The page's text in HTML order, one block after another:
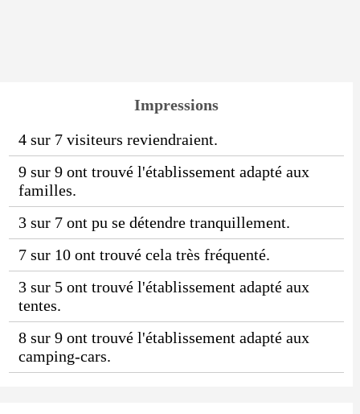
Impressions
4 sur 7 visiteurs reviendraient.
9 sur 9 ont trouvé l'établissement adapté aux
familles.
3 sur 7 ont pu se détendre tranquillement.
7 sur 10 ont trouvé cela très fréquenté.
3 sur 5 ont trouvé l'établissement adapté aux
tentes.
8 sur 9 ont trouvé l'établissement adapté aux
camping-cars.